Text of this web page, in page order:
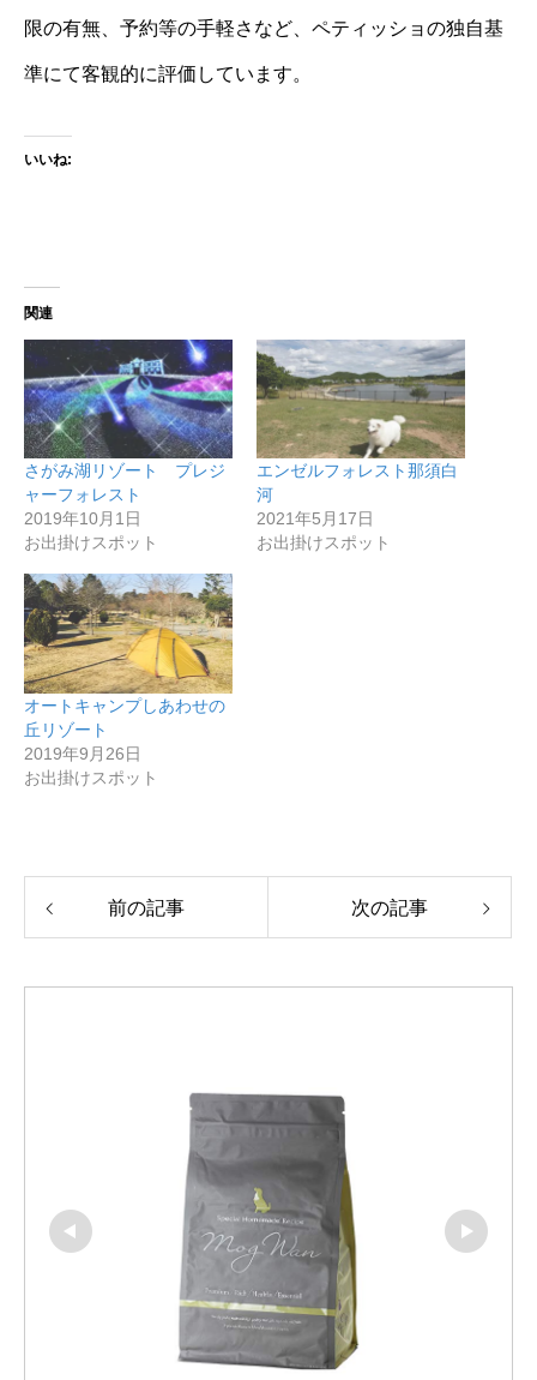
限の有無、予約等の手軽さなど、ペティッショの独自基
準にて客観的に評価しています。
いいね:
関連
さがみ湖リゾート プレジ
ャーフォレスト
2019年10月1日
お出掛けスポット
エンゼルフォレスト那須白
河
2021年5月17日
お出掛けスポット
オートキャンプしあわせの
丘リゾート
2019年9月26日
お出掛けスポット
前の記事 次の記事